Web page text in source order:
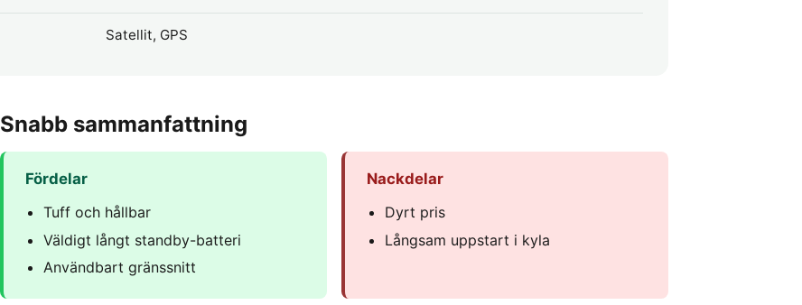
Satellit, GPS
Snabb sammanfattning
Fördelar
Tuff och hållbar
Väldigt långt standby-batteri
Användbart gränssnitt
Nackdelar
Dyrt pris
Långsam uppstart i kyla